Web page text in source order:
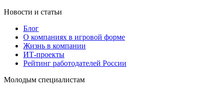
Новости и статьи
Блог
О компаниях в игровой форме
Жизнь в компании
ИТ-проекты
Рейтинг работодателей России
Молодым специалистам